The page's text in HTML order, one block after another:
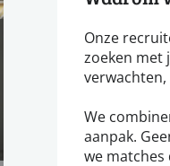
Onze
zoeken met
We
aanpak.
we matches